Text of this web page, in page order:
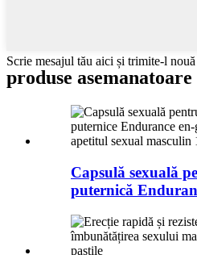
Scrie mesajul tău aici și trimite-l nouă
produse asemanatoare
Capsulă sexuală
puternică